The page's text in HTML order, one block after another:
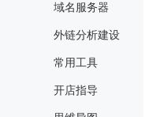
域名服务器
外链分析建设
常用工具
开店指导